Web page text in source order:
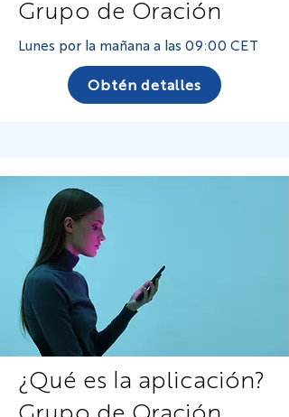
Grupo de Oración
Lunes por la mañana a las 09:00 CET
Obtén detalles
¿Qué es la aplicación?